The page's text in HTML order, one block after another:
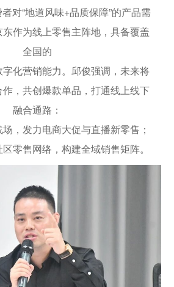
对“地道风味+品质保障”的产品需
作为线上零售主阵地，具备覆盖
全国的
化营销能力。邱俊强调，未来将
，共创爆款单品，打通线上线下
融合通路：
，发力电商大促与直播新零售；
零售网络，构建全域销售矩阵。